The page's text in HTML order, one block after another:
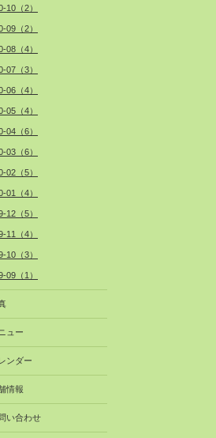
10（2）
09（2）
08（4）
07（3）
06（4）
05（4）
04（6）
03（6）
02（5）
01（4）
12（5）
11（4）
10（3）
09（1）
ュー
ンダー
情報
い合わせ